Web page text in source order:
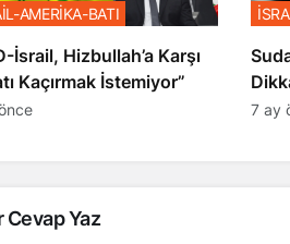
İsrail, Hizbullah’a Karşı
Kaçırmak İstemiyor”
AMERİKA-BATI
7 ay
Cevap Yaz